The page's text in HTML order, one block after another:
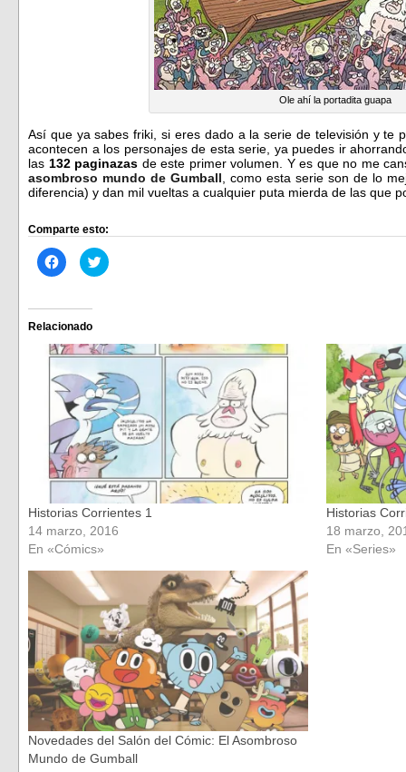
Ole ahí la portadita guapa
Así que ya sabes friki, si eres dado a la serie de televisión y te
acontecen a los personajes de esta serie, ya puedes ir
las 132 paginazas de este primer volumen. Y es que no me
asombroso mundo de Gumball , como esta serie son de lo
diferencia) y dan mil vueltas a cualquier puta mierda de las que
Comparte esto:
Haz
clic
Facebook
(Se
abre
en
una
nueva)
Haz
clic
en
una
nueva)
Relacionado
Historias Corrientes 1
14 marzo, 2016
En «Cómics»
Historias
18 marzo,
En «Series»
Novedades del Salón del Cómic: El Asombroso
Mundo de Gumball